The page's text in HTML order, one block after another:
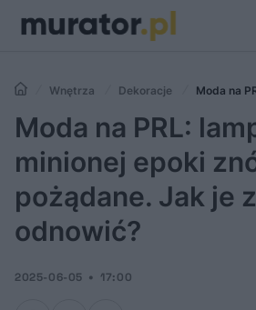
Wnętrza Dekoracje
Moda na
znów pożądane. Jak je zdobyć i odnowić?
Moda na PRL:
minionej epoki
pożądane. Jak je
odnowić?
2025-06-05 17:00